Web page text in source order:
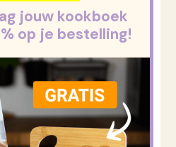
jouw kookboek
op je bestelling!